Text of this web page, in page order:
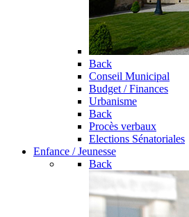
Back
Conseil Municipal
Budget / Finances
Urbanisme
Back
Procès verbaux
Elections Sénatoriales
Enfance / Jeunesse
Back